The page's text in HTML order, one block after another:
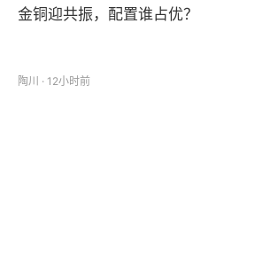
金铜迎共振，配置谁占优？
陶川 · 12小时前